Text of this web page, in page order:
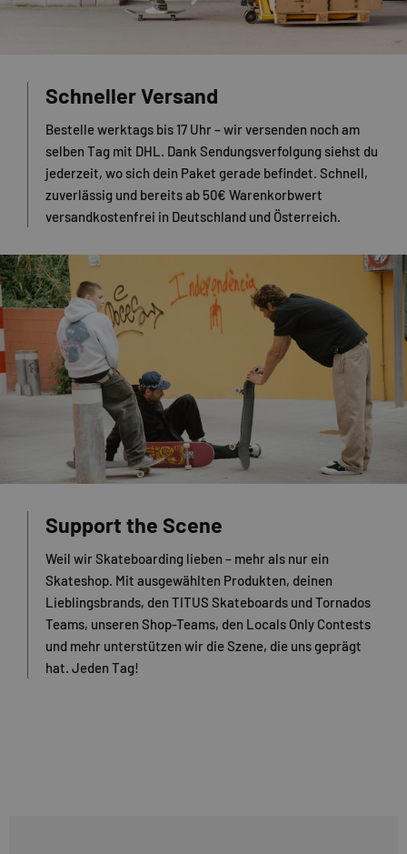
Schneller Versand
Bestelle werktags bis 17 Uhr – wir versenden noch am
selben Tag mit DHL. Dank Sendungsverfolgung siehst du
jederzeit, wo sich dein Paket gerade befindet. Schnell,
zuverlässig und bereits ab 50€ Warenkorbwert
versandkostenfrei in Deutschland und Österreich.
Support the Scene
Weil wir Skateboarding lieben – mehr als nur ein
Skateshop. Mit ausgewählten Produkten, deinen
Lieblingsbrands, den TITUS Skateboards und Tornados
Teams, unseren Shop-Teams, den Locals Only Contests
und mehr unterstützen wir die Szene, die uns geprägt
hat. Jeden Tag!